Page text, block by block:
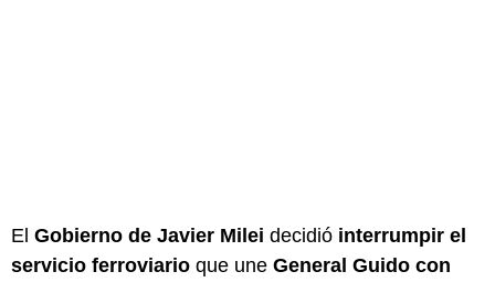
El Gobierno de Javier Milei decidió interrumpir el
servicio ferroviario que une General Guido con